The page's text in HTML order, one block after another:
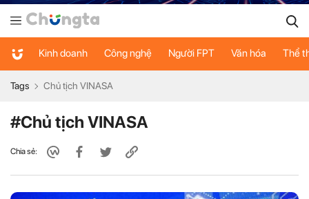
Kinh doanh Công nghệ Người FPT Văn hóa Thể
Tags Chủ tịch VINASA
#Chủ tịch VINASA
Chia sẻ: